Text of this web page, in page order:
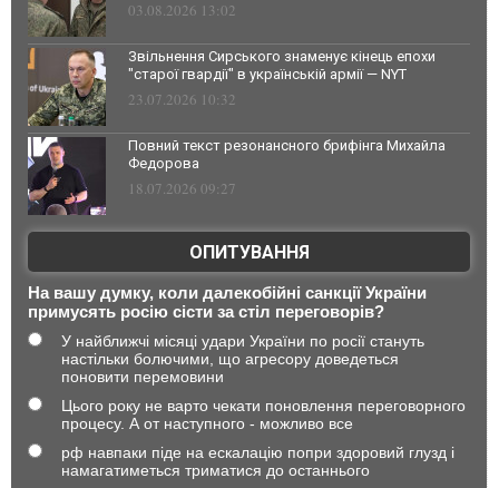
03.08.2026 13:02
Звільнення Сирського знаменує кінець епохи
"старої гвардії" в українській армії — NYT
23.07.2026 10:32
Повний текст резонансного брифінга Михайла
Федорова
18.07.2026 09:27
ОПИТУВАННЯ
На вашу думку, коли далекобійні санкції України
примусять росію сісти за стіл переговорів?
У найближчі місяці удари України по росії стануть
настільки болючими, що агресору доведеться
поновити перемовини
Цього року не варто чекати поновлення переговорного
процесу. А от наступного - можливо все
рф навпаки піде на ескалацію попри здоровий глузд і
намагатиметься триматися до останнього